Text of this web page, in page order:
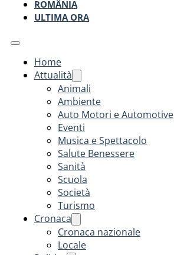
ROMÂNIA
ULTIMA ORA
Home
Attualità
Animali
Ambiente
Auto Motori e Automotive
Eventi
Musica e Spettacolo
Salute Benessere
Sanità
Scuola
Società
Turismo
Cronaca
Cronaca nazionale
Locale